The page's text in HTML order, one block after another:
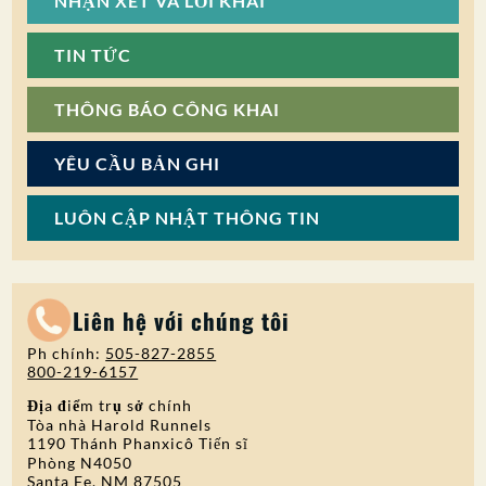
TIN TỨC
THÔNG BÁO CÔNG KHAI
YÊU CẦU BẢN GHI
LUÔN CẬP NHẬT THÔNG TIN
Liên hệ với chúng tôi
Ph chính: 505-827-2855
800-219-6157
Địa điểm trụ sở chính
Tòa nhà Harold Runnels
1190 Thánh Phanxicô Tiến sĩ
Phòng N4050
Santa Fe, NM 87505